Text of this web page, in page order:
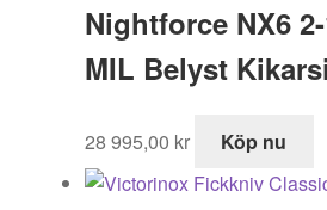
Nightforce NX6
MIL Belyst
28 995,00 kr Köp nu